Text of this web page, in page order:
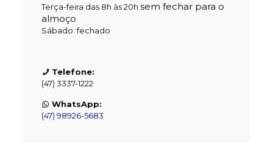
Terça-feira das 8h às 20h sem fechar para o
almoço
Sábado: fechado
Telefone:
(47) 3337-1222
WhatsApp:
(47) 98926-5683